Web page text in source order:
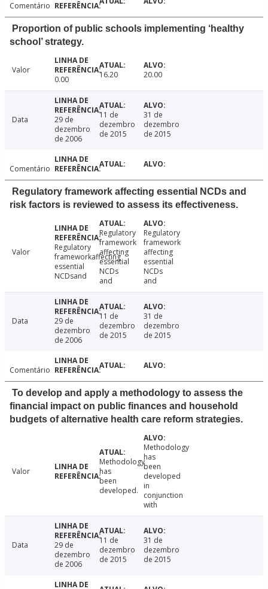
Comentário
Proportion of public schools implementing ‘healthy
school’ strategy.
Valor
0.00
16.20 20.00
Data
29 de
dezembro
de 2006
11 de
dezembro
de 2015
31 de
dezembro
de 2015
Comentário
Regulatory framework affecting essential NCDs and
risk factors is reviewed to assess its effectiveness.
Valor
Regulatory
frameworkaffecting
essential
NCDsand
Regulatory
framework
affecting
essential
NCDs
and
Regulatory
framework
affecting
essential
NCDs
and
Data
29 de
dezembro
de 2006
11 de
dezembro
de 2015
31 de
dezembro
de 2015
Comentário
To develop and apply a methodology to assess the
financial impact on public finances and household
budgets of alternative health care reform strategies.
Valor
Methodology
has
been
developed.
Methodology
has
been
developed
in
conjunction
with
Data
29 de
dezembro
de 2006
11 de
dezembro
de 2015
31 de
dezembro
de 2015